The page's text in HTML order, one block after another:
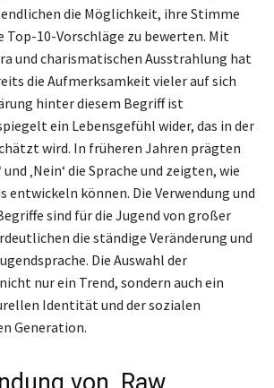
die Möglichkeit, ihre Stimme
Top-10-Vorschläge zu bewerten. Mit
und charismatischen Ausstrahlung hat
die Aufmerksamkeit vieler auf sich
hinter diesem Begriff ist
ein Lebensgefühl wider, das in der
wird. In früheren Jahren prägten
und ‚Nein‘ die Sprache und zeigten, wie
entwickeln können. Die Verwendung und
sind für die Jugend von großer
die ständige Veränderung und
Die Auswahl der
nur ein Trend, sondern auch ein
Identität und der sozialen
Generation.
von ‚Raw